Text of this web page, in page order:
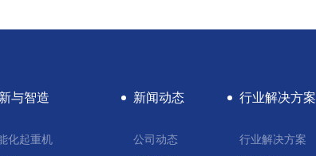
与智造
化起重机
新闻动态
公司动态
行业解决方案
行业解决方案